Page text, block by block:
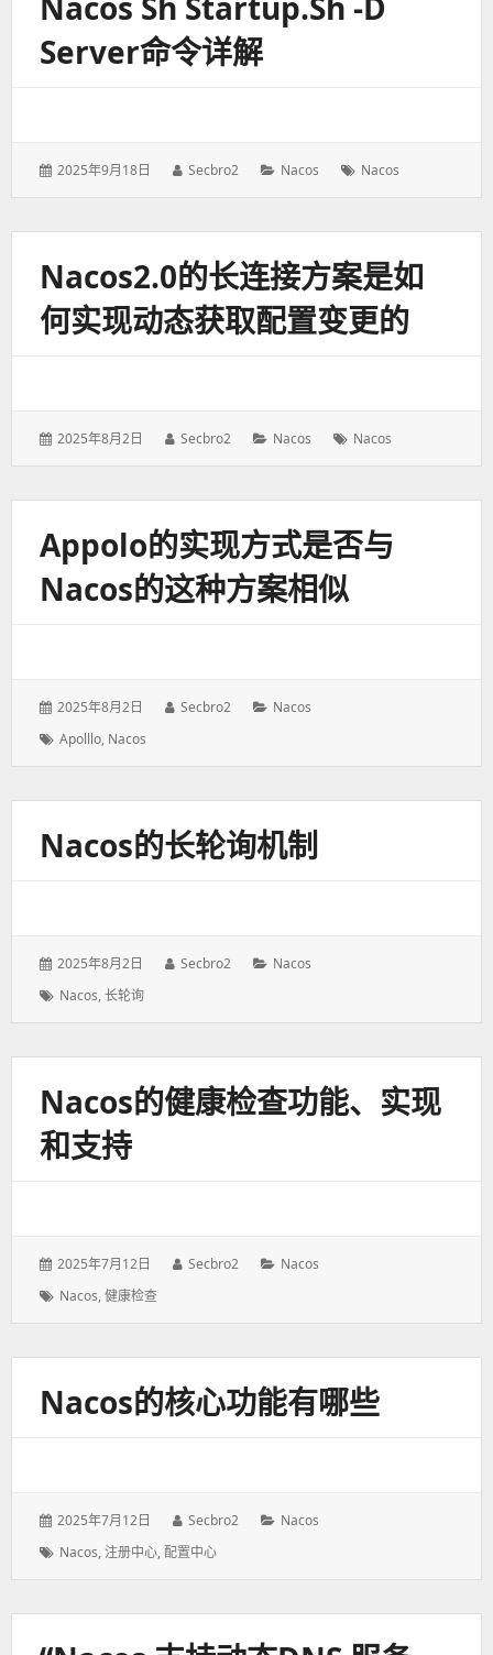
Server命令详解
发
2025年9月18日
作
Secbro2
分
Nacos
标
Nacos
Nacos2.0的长连接方案是如
何实现动态获取配置变更的
发
2025年8月2日
作
Secbro2
分
Nacos
标
Nacos
Appolo的实现方式是否与
Nacos的这种方案相似
发
于：
2025年8月2日
作
Secbro2
分
Nacos
标
Apolllo, Nacos
Nacos的长轮询机制
发
于：
2025年8月2日
作
Secbro2
分
Nacos
标
Nacos,长轮询
Nacos的健康检查功能、实现
和支持
发
于：
2025年7月12日
作
Secbro2
分
Nacos
标
Nacos,健康检查
Nacos的核心功能有哪些
发
于：
2025年7月12日
作
者：
Secbro2
分
Nacos
标
Nacos, 注册中心,配置中心